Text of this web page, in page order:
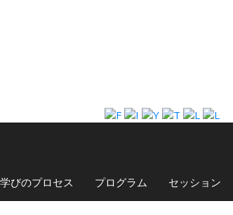
学びのプロセス プログラム セッション